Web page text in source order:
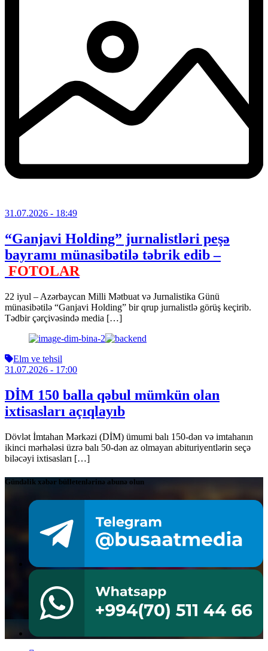
31.07.2026 - 18:49
“Ganjavi Holding” jurnalistləri peşə
bayramı münasibətilə təbrik edib –
FOTOLAR
22 iyul – Azərbaycan Milli Mətbuat və Jurnalistika Günü
münasibətilə “Ganjavi Holding” bir qrup jurnalistlə görüş keçirib.
Tədbir çərçivəsində media […]
Elm ve tehsil
31.07.2026 - 17:00
DİM 150 balla qəbul mümkün olan
ixtisasları açıqlayıb
Dövlət İmtahan Mərkəzi (DİM) ümumi balı 150-dən və imtahanın
ikinci mərhələsi üzrə balı 50-dən az olmayan abituriyentlərin seçə
biləcəyi ixtisasları […]
Gündəlik xəbər bülletenlərinə abunə olun